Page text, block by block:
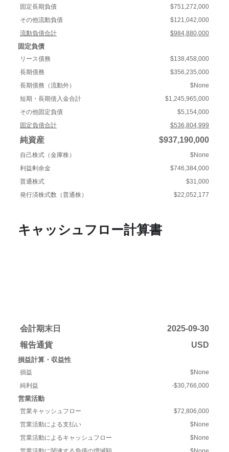
固定長期負債
$751,272,000
その他流動負債
$121,042,000
流動負債合計
$984,880,000
固定負債
リース債務
$138,458,000
長期債務
$356,235,000
長期債務（流動外）
$None
短期・長期借入金合計
$1,245,965,000
その他固定負債
$5,154,000
固定負債合計
$536,804,999
純資産 $937,190,000
自己株式（金庫株）
$None
利益剰余金
$746,384,000
普通株式
$31,000
発行済株式数（普通株）
$22,052,177
キャッシュフロー計算書
会計期末日
2025-09-30
報告通貨
USD
損益計算・収益性
損益
$None
純利益
-$30,766,000
営業活動
営業キャッシュフロー
$72,806,000
営業活動による支払い
$None
営業活動によるキャッシュフロー
$None